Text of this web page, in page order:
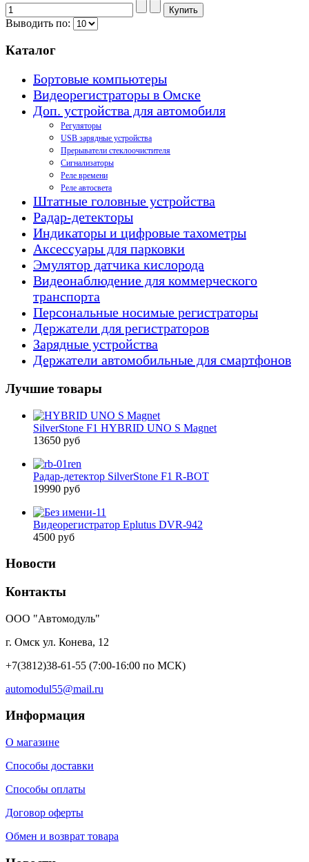
Выводить по:
Каталог
Бортовые компьютеры
Видеорегистраторы в Омске
Доп. устройства для автомобиля
Регуляторы
USB зарядные устройства
Прерыватели стеклоочистителя
Сигнализаторы
Реле времени
Реле автосвета
Штатные головные устройства
Радар-детекторы
Индикаторы и цифровые тахометры
Аксессуары для парковки
Эмулятор датчика кислорода
Видеонаблюдение для коммерческого
транспорта
Персональные носимые регистраторы
Держатели для регистраторов
Зарядные устройства
Держатели автомобильные для смартфонов
Лучшие товары
SilverStone F1 HYBRID UNO S Magnet
13650 руб
Радар-детектор SilverStone F1 R-BOT
19990 руб
Видеорегистратор Eplutus DVR-942
4500 руб
Новости
Контакты
ООО "Автомодуль"
г. Омск ул. Конева, 12
+7(3812)38-61-55 (7:00-16:00 по МСК)
automodul55@mail.ru
Информация
О магазине
Способы доставки
Способы оплаты
Договор оферты
Обмен и возврат товара